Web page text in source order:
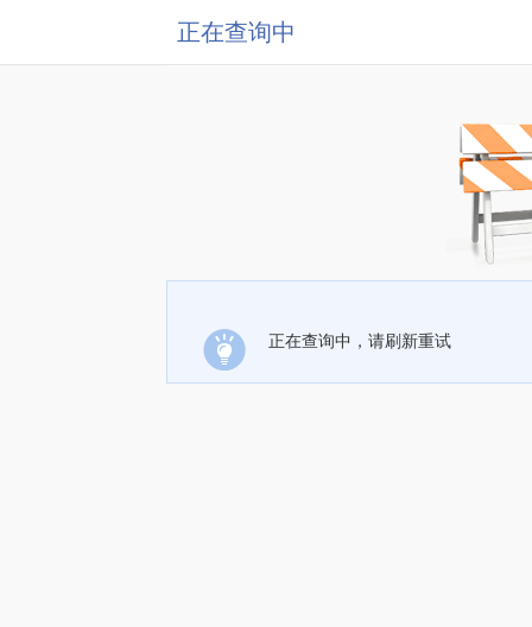
正在查询中
正在查询中，请刷新重试